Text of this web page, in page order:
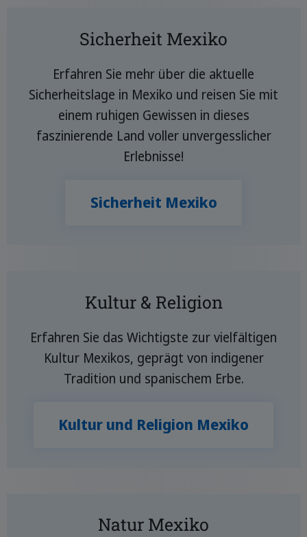
Sicherheit Mexiko
Erfahren Sie mehr über die aktuelle
Sicherheitslage in Mexiko und reisen Sie mit
einem ruhigen Gewissen in dieses
faszinierende Land voller unvergesslicher
Erlebnisse!
Sicherheit Mexiko
Kultur & Religion
Erfahren Sie das Wichtigste zur vielfältigen
Kultur Mexikos, geprägt von indigener
Tradition und spanischem Erbe.
Kultur und Religion Mexiko
Natur Mexiko